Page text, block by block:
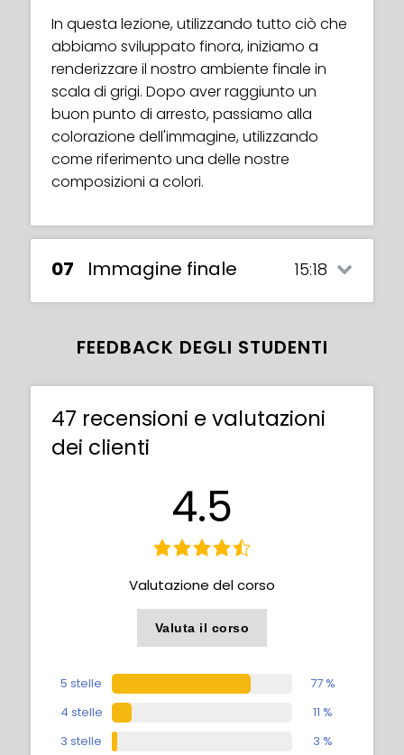
In questa lezione, utilizzando tutto ciò che
abbiamo sviluppato finora, iniziamo a
renderizzare il nostro ambiente finale in
scala di grigi. Dopo aver raggiunto un
buon punto di arresto, passiamo alla
colorazione dell'immagine, utilizzando
come riferimento una delle nostre
composizioni a colori.
07 Immagine finale 15:18
This is all about finishing touches and final
environment fx, color tweaks, and any
additional detailing that might be needed.
FEEDBACK DEGLI STUDENTI
47 recensioni e valutazioni
dei clienti
4.5
Valutazione del corso
Valuta il corso
5 stelle
77 %
4 stelle
11 %
3 stelle
3 %